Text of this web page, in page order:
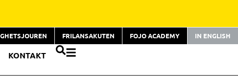
FRILANSAKUTEN FOJO ACADEMY IN ENGLISH
KONTAKT